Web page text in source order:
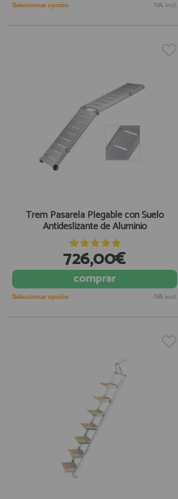
Seleccionar opción IVA incl.
Trem Pasarela Plegable con Suelo
Antideslizante de Aluminio
726,00€
comprar
Seleccionar opción IVA incl.